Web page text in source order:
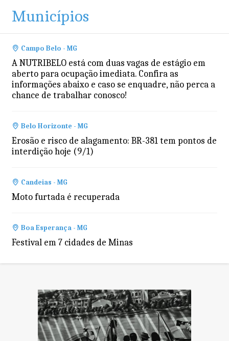
Municípios
Campo Belo - MG
A NUTRIBELO está com duas vagas de estágio em
aberto para ocupação imediata. Confira as
informações abaixo e caso se enquadre, não perca a
chance de trabalhar conosco!
Belo Horizonte - MG
Erosão e risco de alagamento: BR-381 tem pontos de
interdição hoje (9/1)
Candeias - MG
Moto furtada é recuperada
Boa Esperança - MG
Festival em 7 cidades de Minas